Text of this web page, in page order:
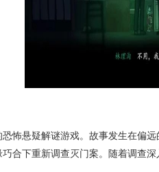
恐怖悬疑解谜游戏。故事发生在偏
巧合下重新调查灭门案。随着调查